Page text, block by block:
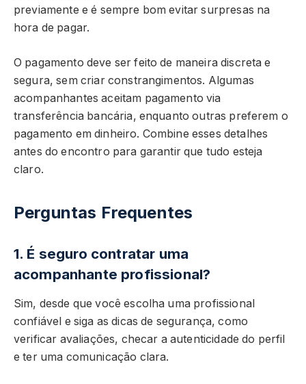
previamente e é sempre bom evitar surpresas na
hora de pagar.
O pagamento deve ser feito de maneira discreta e
segura, sem criar constrangimentos. Algumas
acompanhantes aceitam pagamento via
transferência bancária, enquanto outras preferem o
pagamento em dinheiro. Combine esses detalhes
antes do encontro para garantir que tudo esteja
claro.
Perguntas Frequentes
1. É seguro contratar uma
acompanhante profissional?
Sim, desde que você escolha uma profissional
confiável e siga as dicas de segurança, como
verificar avaliações, checar a autenticidade do perfil
e ter uma comunicação clara.